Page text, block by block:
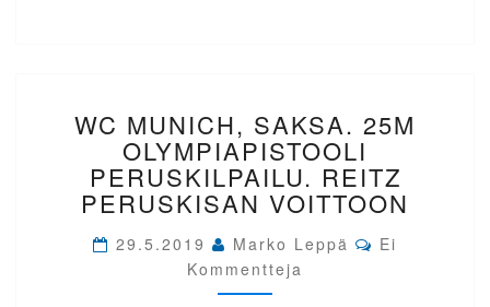
MUNICH,
SAKSA.
25M
OLYMPIAPISTOOLI
PERUSKILPAILU.
PERUSKISAN
VOITTOON
WC MUNICH, SAKSA. 25M
OLYMPIAPISTOOLI
PERUSKILPAILU. REITZ
PERUSKISAN VOITTOON
29.5.2019 Marko Leppä Comments
Ei
Kommentteja